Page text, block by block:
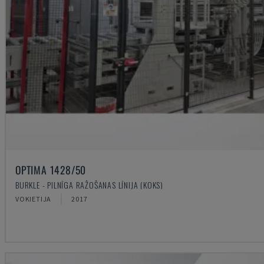
OPTIMA 1428/50
BURKLE - PILNĪGA RAŽOŠANAS LĪNIJA (KOKS)
VOKIETIJA 2017